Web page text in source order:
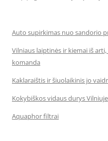
Auto supirkimas nuo sandorio
Vilniaus laiptinės ir kiemai iš
komanda
Kaklaraištis ir šiuolaikinis jo
Kokybiškos vidaus durys Vilniuje
Aquaphor filtrai